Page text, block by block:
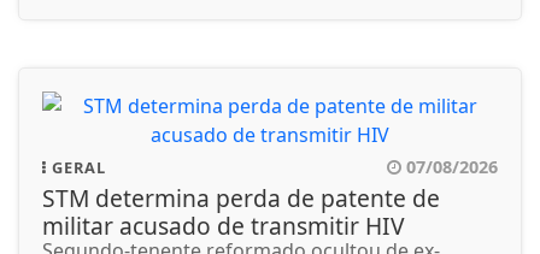
GERAL 07/08/2026
STM determina perda de patente de
militar acusado de transmitir HIV